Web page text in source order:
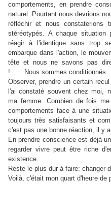
comportements, en prendre
naturel. Pourtant nous devrions
réfléchir et nous constaterions
stéréotypés. A chaque situation
réagir à l'identique sans trop
embarque dans l'action, le
tête et nous ne savons pas
!.......Nous sommes conditionnés.
Observer, prendre un certain
l'ai constaté souvent chez moi,
ma femme. Combien de fois
comportements face à une
toujours très satisfaisants et
c'est pas une bonne réaction, il y
En prendre conscience est déjà
regarder vivre peut être riche
existence.
Reste le plus dur à faire: changer
Voilà, c'était mon quart d'heure de